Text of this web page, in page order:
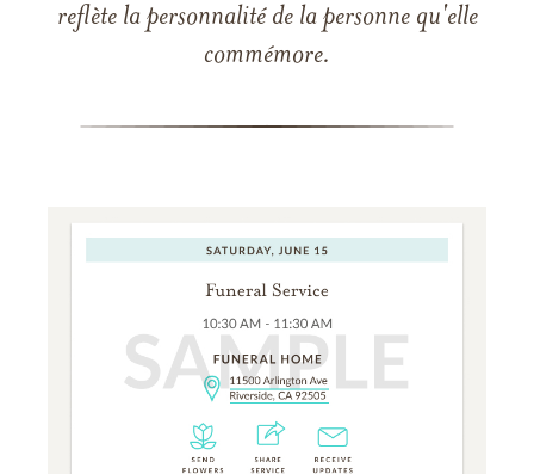
reflète la personnalité de la personne qu'elle
commémore.